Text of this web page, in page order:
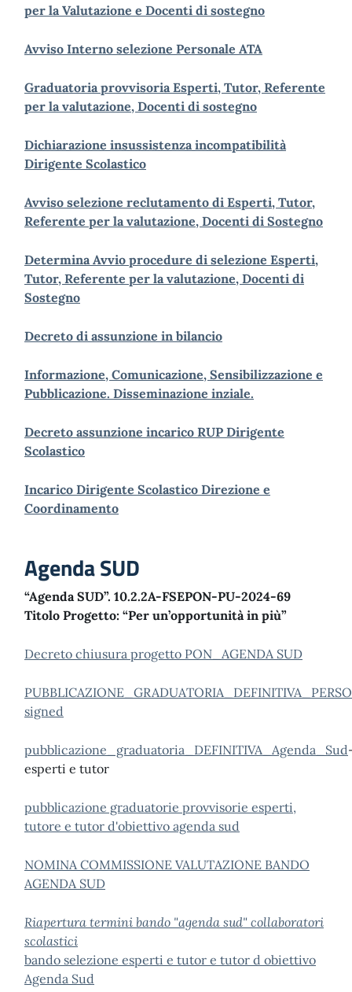
per la Valutazione e Docenti di sostegno
Avviso Interno selezione Personale ATA
Graduatoria provvisoria Esperti, Tutor, Referente
per la valutazione, Docenti di sostegno
Dichiarazione insussistenza incompatibilità
Dirigente Scolastico
Avviso selezione reclutamento di Esperti, Tutor,
Referente per la valutazione, Docenti di Sostegno
Determina Avvio procedure di selezione Esperti,
Tutor, Referente per la valutazione, Docenti di
Sostegno
Decreto di assunzione in bilancio
Informazione, Comunicazione, Sensibilizzazione e
Pubblicazione. Disseminazione inziale.
Decreto assunzione incarico RUP Dirigente
Scolastico
Incarico Dirigente Scolastico Direzione e
Coordinamento
Agenda SUD
“Agenda SUD”. 10.2.2A-FSEPON-PU-2024-69
Titolo Progetto: “Per un’opportunità in più”
Decreto chiusura progetto PON_AGENDA SUD
signed
pubblicazione_graduatoria_DEFINITIVA_Agenda_Sud
esperti e tutor
pubblicazione graduatorie provvisorie esperti,
tutore e tutor d'obiettivo agenda sud
NOMINA COMMISSIONE VALUTAZIONE BANDO
AGENDA SUD
Riapertura termini bando "agenda sud" collaboratori
scolastici
bando selezione esperti e tutor e tutor d obiettivo
Agenda Sud